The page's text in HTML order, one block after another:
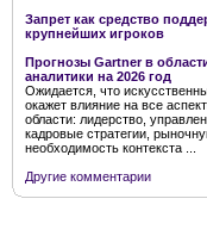
Запрет как средство
крупнейших игроков
Прогнозы Gartner в
аналитики на 2026 год
Ожидается, что
окажет влияние на все
области: лидерство,
кадровые стратегии,
необходимость контекста ...
Другие комментарии